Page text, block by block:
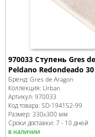
970033 Ступень Gres
Peldano Redondeado
Бренд: Gres de Aragon
Коллекция: Urban
Артикул: 970033
Код товара: SD-194152-99
Размер: 330x300 мм
Сроки доставки: 7 - 10 дней
в наличии